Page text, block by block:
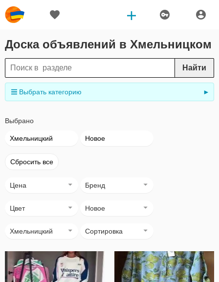
Доска объявлений в Хмельницком
Найти
Выбрать категорию ►
Выбрано
Хмельницкий Новое
Сбросить все
Цена Бренд
Цвет Новое
Хмельницкий Сортировка